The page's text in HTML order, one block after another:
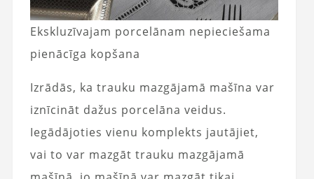
Ekskluzīvajam porcelānam nepieciešama
pienācīga kopšana
Izrādās, ka trauku mazgājamā mašīna var
iznīcināt dažus porcelāna veidus.
Iegādājoties vienu komplekts jautājiet,
vai to var mazgāt trauku mazgājamā